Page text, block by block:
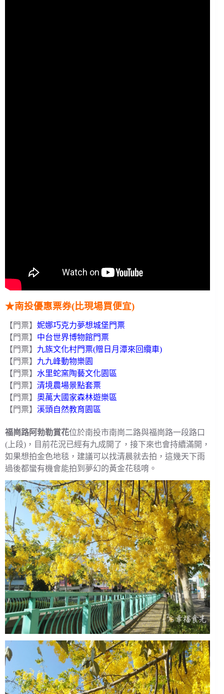
★南投優惠票券(比現場買便宜)
【門票】 妮娜巧克力夢想城堡門票
【門票】 中台世界博物館門票
【門票】 九族文化村門票(贈日月潭來回纜車)
【門票】 九九峰動物樂園
【門票】 水里蛇窯陶藝文化園區
【門票】 清境農場景點套票
【門票】 奧萬大國家森林遊樂區
【門票】 溪頭自然教育園區
福崗路阿勃勒賞花位於南投市南崗二路與福崗路一段路口
(上段)，目前花況已經有九成開了，接下來也會持續滿開，
如果想拍金色地毯，建議可以找清晨就去拍，這幾天下雨
過後都蠻有機會能拍到夢幻的黃金花毯唷。